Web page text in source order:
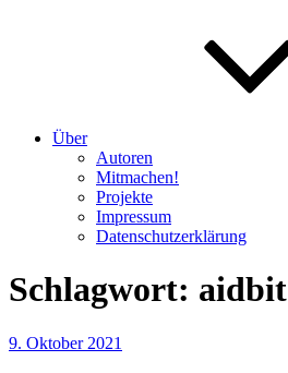
Über
Autoren
Mitmachen!
Projekte
Impressum
Datenschutzerklärung
Schlagwort: aidbit
Veröffentlicht
9. Oktober 2021